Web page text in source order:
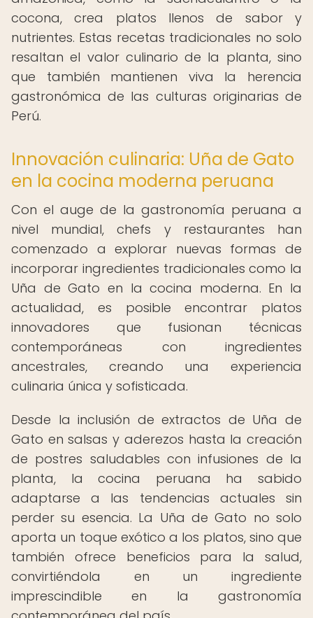
cocona, crea platos llenos de sabor y
nutrientes. Estas recetas tradicionales no solo
resaltan el valor culinario de la planta, sino
que también mantienen viva la herencia
gastronómica de las culturas originarias de
Perú.
Innovación culinaria: Uña de Gato
en la cocina moderna peruana
Con el auge de la gastronomía peruana a
nivel mundial, chefs y restaurantes han
comenzado a explorar nuevas formas de
incorporar ingredientes tradicionales como la
Uña de Gato en la cocina moderna. En la
actualidad, es posible encontrar platos
innovadores que fusionan técnicas
contemporáneas con ingredientes
ancestrales, creando una experiencia
culinaria única y sofisticada.
Desde la inclusión de extractos de Uña de
Gato en salsas y aderezos hasta la creación
de postres saludables con infusiones de la
planta, la cocina peruana ha sabido
adaptarse a las tendencias actuales sin
perder su esencia. La Uña de Gato no solo
aporta un toque exótico a los platos, sino que
también ofrece beneficios para la salud,
convirtiéndola en un ingrediente
imprescindible en la gastronomía